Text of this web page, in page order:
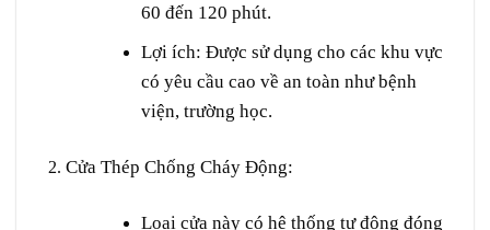
60 đến 120 phút.
Lợi ích: Được sử dụng cho các khu vực
có yêu cầu cao về an toàn như bệnh
viện, trường học.
Cửa Thép Chống Cháy Động:
Loại cửa này có hệ thống tự động đóng